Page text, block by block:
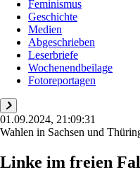
Feminismus
Geschichte
Medien
Abgeschrieben
Leserbriefe
Wochenendbeilage
Fotoreportagen
01.09.2024, 21:09:31
Wahlen in Sachsen und
Linke im freien